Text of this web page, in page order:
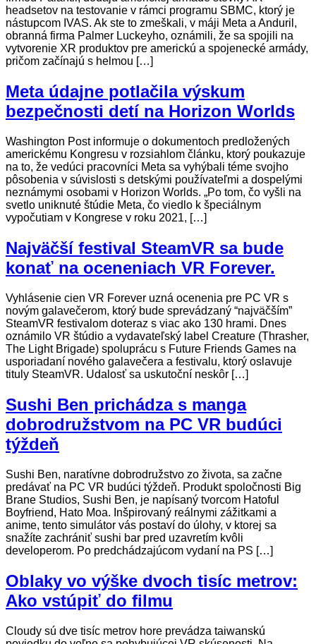
headsetov na testovanie v rámci programu SBMC, ktorý je
nástupcom IVAS. Ak ste to zmeškali, v máji Meta a Anduril,
obranná firma Palmer Luckeyho, oznámili, že sa spojili na
vytvorenie XR produktov pre americkú a spojenecké armády,
pričom začínajú s helmou […]
Meta údajne potlačila výskum
bezpečnosti detí na Horizon Worlds
Washington Post informuje o dokumentoch predložených
americkému Kongresu v rozsiahlom článku, ktorý poukazuje
na to, že vedúci pracovníci Meta sa vyhýbali téme svojho
pôsobenia v súvislosti s detskými používateľmi a dospelými
neznámymi osobami v Horizon Worlds. „Po tom, čo vyšli na
svetlo uniknuté štúdie Meta, čo viedlo k špeciálnym
vypočutiam v Kongrese v roku 2021, […]
Najväčší festival SteamVR sa bude
konať na oceneniach VR Forever.
Vyhlásenie cien VR Forever uzná ocenenia pre PC VR s
novým galavečerom, ktorý bude sprevádzaný “najväčším”
SteamVR festivalom doteraz s viac ako 130 hrami. Dnes
oznámilo VR štúdio a vydavateľský label Creature (Thrasher,
The Light Brigade) spoluprácu s Future Friends Games na
usporiadaní nového galavečera a festivalu, ktorý oslavuje
tituly SteamVR. Udalosť sa uskutoční neskôr […]
Sushi Ben prichádza s manga
dobrodružstvom na PC VR budúci
týždeň
Sushi Ben, naratívne dobrodružstvo zo života, sa začne
predávať na PC VR budúci týždeň. Produkt spoločnosti Big
Brane Studios, Sushi Ben, je napísaný tvorcom Hatoful
Boyfriend, Hato Moa. Inšpirovaný reálnymi zážitkami a
anime, tento simulátor vás postaví do úlohy, v ktorej sa
snažíte zachrániť sushi bar pred uzavretím kvôli
developerom. Po predchádzajúcom vydaní na PS […]
Oblaky vo výške dvoch tisíc metrov:
Ako vstúpiť do filmu
Cloudy sú dve tisíc metrov hore prevádza taiwanskú